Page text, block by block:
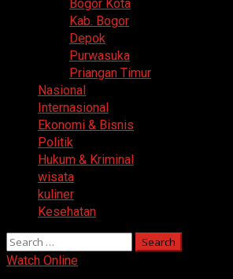
Bogor Kota
Kab. Bogor
Depok
Purwasuka
Priangan Timur
Nasional
Internasional
Ekonomi & Bisnis
Politik
Hukum & Kriminal
wisata
kuliner
Kesehatan
Search
for:
Watch Online